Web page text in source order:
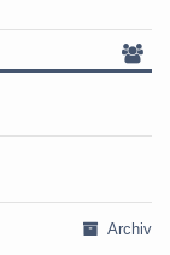
Archiv